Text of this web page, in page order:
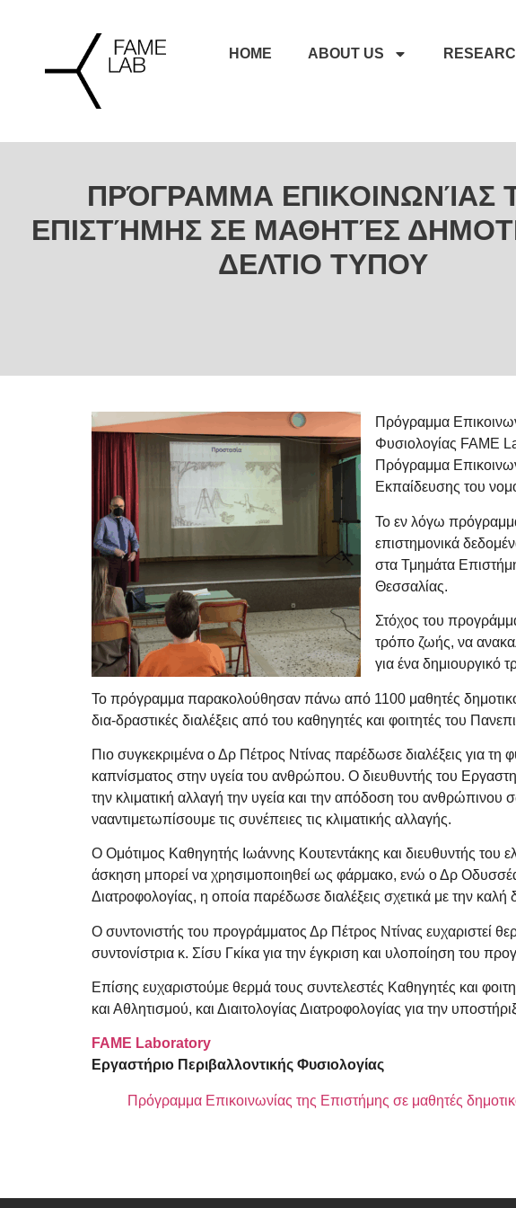
HOME ABOUT US
ΠΡΌΓΡΑΜΜΑ ΕΠΙΚΟΙΝΩΝΊΑΣ
ΕΠΙΣΤΉΜΗΣ ΣΕ ΜΑΘΗΤΈΣ
ΔΕΛΤΙΟ ΤΥΠΟΥ
Πρόγραμμα
Φυσιολογίας FAME
Πρόγραμμα
Εκπαίδευσης του
Το εν λόγω
επιστημονικά
στα Τμημάτα
Θεσσαλίας.
Στόχος του
τρόπο ζωής, να
για ένα δημιουργικό
Το πρόγραμμα παρακολούθησαν πάνω από 1100 μαθητές
δια-δραστικές διαλέξεις από του καθηγητές και φοιτητές του
Πιο συγκεκριμένα ο Δρ Πέτρος Ντίνας παρέδωσε διαλέξεις για τη
καπνίσματος στην υγεία του ανθρώπου. Ο διευθυντής του
την κλιματική αλλαγή την υγεία και την απόδοση του
νααντιμετωπίσουμε τις συνέπειες τις κλιματικής αλλαγής.
Ο Ομότιμος Καθηγητής Ιωάννης Κουτεντάκης και διευθυντής του
άσκηση μπορεί να χρησιμοποιηθεί ως φάρμακο, ενώ ο Δρ
Διατροφολογίας, η οποία παρέδωσε διαλέξεις σχετικά με την
Ο συντονιστής του προγράμματος Δρ Πέτρος Ντίνας ευχαριστεί
συντονίστρια κ. Σίσυ Γκίκα για την έγκριση και υλοποίηση του
Επίσης ευχαριστούμε θερμά τους συντελεστές Καθηγητές και
και Αθλητισμού, και Διαιτολογίας Διατροφολογίας για την
FAME Laboratory
Εργαστήριο Περιβαλλοντικής Φυσιολογίας
Πρόγραμμα Επικοινωνίας της Επιστήμης σε μαθητές